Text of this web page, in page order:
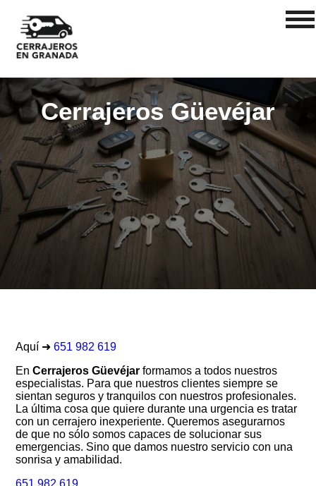
Cerrajeros Güevéjar
Aquí ➜651 982 619
EnCerrajeros Güevéjar formamos a todos nuestros
especialistas. Para que nuestros clientes siempre se
sientan seguros y tranquilos con nuestros profesionales.
La última cosa que quiere durante una urgencia es tratar
con un cerrajero inexperiente. Queremos asegurarnos
de que no sólo somos capaces de solucionar sus
emergencias. Sino que damos nuestro servicio con una
sonrisa y amabilidad.
651 982 619